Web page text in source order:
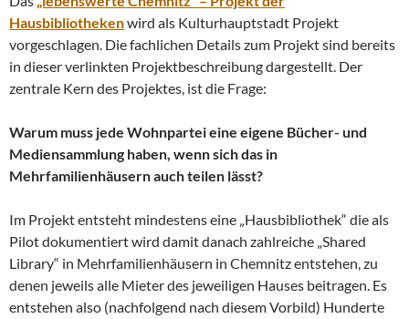
Hausbibliothekenwird als Kulturhauptstadt Projekt
vorgeschlagen. Die fachlichen Details zum Projekt sind bereits
in dieser verlinkten Projektbeschreibung dargestellt. Der
zentrale Kern des Projektes, ist die Frage:
Warum muss jede Wohnpartei eine eigene Bücher- und
Mediensammlung haben, wenn sich das in
Mehrfamilienhäusern auch teilen lässt?
Im Projekt entsteht mindestens eine „Hausbibliothek“ die als
Pilot dokumentiert wird damit danach zahlreiche „Shared
Library“ in Mehrfamilienhäusern in Chemnitz entstehen, zu
denen jeweils alle Mieter des jeweiligen Hauses beitragen. Es
entstehen also (nachfolgend nach diesem Vorbild) Hunderte